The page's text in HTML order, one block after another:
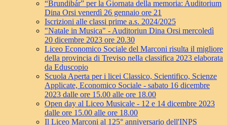
“Brundibár” per la Giornata della memoria: Auditorium
Dina Orsi venerdì 26 gennaio ore 21
Iscrizioni alle classi prime a.s. 2024/2025
"Natale in Musica" - Auditoriun Dina Orsi mercoledì
20 dicembre 2023 ore 20.30
Liceo Economico Sociale del Marconi risulta il migliore
della provincia di Treviso nella classifica 2023 elaborata
da Eduscopio
Scuola Aperta per i licei Classico, Scientifico, Scienze
Applicate, Economico Sociale - sabato 16 dicembre
2023 dalle ore 15.00 alle ore 18.00
Open day al Liceo Musicale - 12 e 14 dicembre 2023
dalle ore 15.00 alle ore 18.00
Il Liceo Marconi al 125° anniversario dell'INPS